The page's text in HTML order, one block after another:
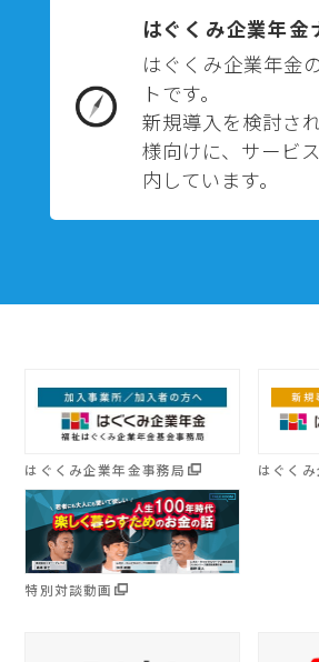
はぐくみ企業年金
はぐくみ企業年金
トです。
新規導入を検討さ
様向けに、サービ
内しています。
はぐくみ企業年金事務局 はぐく
特別対談動画